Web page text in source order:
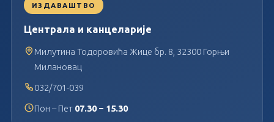
ИЗДАВАШТВО
Централа и канцеларије
Милутина Тодоровића Жице бр. 8, 32300 Горњи
Милановац
032/701-039
Пон – Пет 07.30 – 15.30